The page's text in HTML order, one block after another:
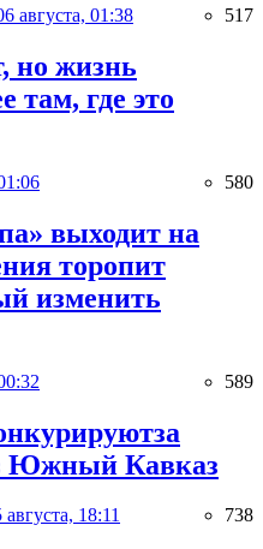
августа, 01:38 517
но жизнь
там, где это
580
выходит на
торопит
изменить
589
Южный Кавказ
августа, 18:11 738